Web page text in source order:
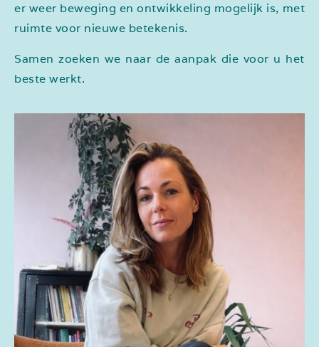
er weer beweging en ontwikkeling mogelijk is, met
ruimte voor nieuwe betekenis.
Samen zoeken we naar de aanpak die voor u het
beste werkt.